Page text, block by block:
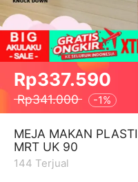
Rp337.590
Rp341.000 -1%
MEJA MAKAN
MRT UK 90
144 Terjual